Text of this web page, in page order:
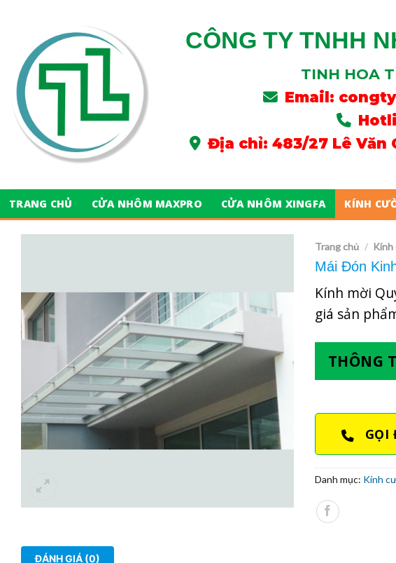
CÔNG TY TNHH
TINH HOA
Email:
Địa chỉ: 483/27 Lê Văn
TRANG CHỦ CỬA NHÔM MAXPRO CỬA NHÔM XINGFA KÍNH
Trang chủ /
Mái Đón
Kính mời
giá sản
THÔNG
GỌI
Danh mục: Kính
ĐÁNH GIÁ (0)